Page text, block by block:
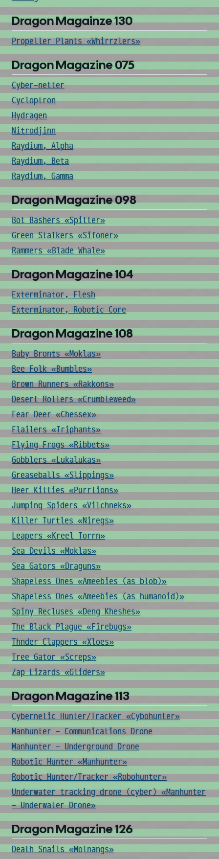
Dragon Magainze 130
Propeller Plants «Whirrzlers»
Dragon Magazine 075
Cyber-netter
Cycloptron
Hydragen
Nitrodjinn
Raydium, Alpha
Raydium, Beta
Raydium, Gamma
Dragon Magazine 098
Bot Bashers «Spitter»
Green Stalkers «Sifoner»
Rammers «Blade Whale»
Dragon Magazine 104
Exterminator, Flesh
Exterminator, Robotic Core
Dragon Magazine 108
Baby Bronts «Moklas»
Bee Folk «Bumbles»
Brown Runners «Rakkons»
Desert Rollers «Crumbleweed»
Fear Deer «Chessex»
Flailers «Triphants»
Flying Frogs «Ribbets»
Gobblers «Lukalukas»
Greaseballs «Slippings»
Heer Kitties «Purrlions»
Jumping Spiders «Vilchneks»
Killer Turtles «Niregs»
Leapers «Kreel Torrn»
Sea Devils «Moklas»
Sea Gators «Draguns»
Shapeless Ones «Ameebies (as blob)»
Shapeless Ones «Ameebies (as humanoid)»
Spiny Recluses «Deng Kheshes»
The Black Plague «Firebugs»
Thnder Clappers «Xloes»
Tree Gator «Screps»
Zap Lizards «Gliders»
Dragon Magazine 113
Cybernetic Hunter/Tracker «Cybohunter»
Manhunter - Communications Drone
Manhunter - Underground Drone
Robotic Hunter «Manhunter»
Robotic Hunter/Tracker «Robohunter»
Underwater tracking drone (cyber) «Manhunter
- Underwater Drone»
Dragon Magazine 126
Death Snails «Molnangs»